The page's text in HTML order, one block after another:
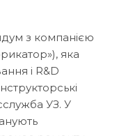
з компанією
яка
і R&D
УЗ. У